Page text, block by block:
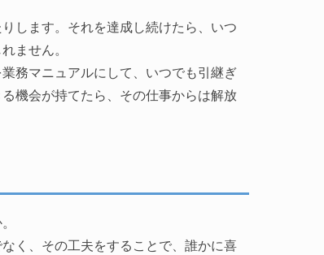
します。それを達成し続けたら、いつ
ません。
務マニュアルにして、いつでも引継ぎ
機会が持てたら、その仕事からは解放
く、その工夫をすることで、誰かに喜